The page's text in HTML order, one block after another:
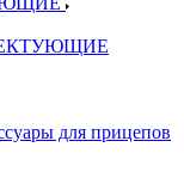
для прицепов